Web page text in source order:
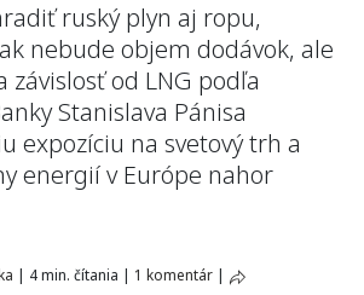
ruský plyn aj ropu,
nebude objem dodávok, ale
závislosť od LNG podľa
Stanislava Pánisa
expozíciu na svetový trh a
energií v Európe nahor
| 4 min. čítania | 1 komentár |